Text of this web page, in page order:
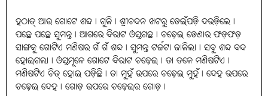
ହଠାତ୍‌ ଆଉ ଗୋଟେ ଶବ୍ଦ। ଗୁଳି। ଶ୍ରୀଚନ୍ଦନ ଖଟରୁ ଡେଇଁପଡ଼ି ଦଉଡ଼ିଲେ।
ପଛେ ପଛେ ସୁମନ୍ତ। ଆଗରେ ବିରାଟ ଓସ୍ତଗଛ। ଚଢ଼େଇ ଡେଣାର ଫଡ଼ଫଡ଼
ସାଙ୍ଗକୁ ଗୋଟିଏ ମଣିଷର ଗଁ ଗଁ ଶବ୍ଦ। ସୁମନ୍ତ ଟର୍ଚ୍ଚଟା ଜାଳିଲା। ସବୁ ଶବ୍ଦ ବନ୍ଦ
ହୋଇଗଲା। ଓସ୍ତମୂଳେ ଗୋଟେ ବିରାଟ ଚଢ଼େଇ। ତା ତଳେ ମଣିଷଟିଏ।
ମଣିଷଟିଏ ଚିତ୍‌ ହୋଇ ପଡ଼ିଛି। ତା ମୁହଁ ଉପରେ ଚଢ଼େଇ ମୁହଁ। ଦେହ ଉପରେ
ଚଢ଼େଇ ଦେହ। ଗୋଡ଼ ଉପରେ ଚଢ଼େଇର ଗୋଡ଼।